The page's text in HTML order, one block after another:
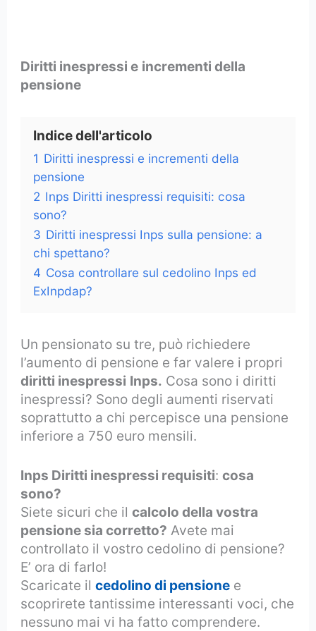
Diritti inespressi e incrementi della
pensione
Indice dell'articolo
1 Diritti inespressi e incrementi della
pensione
2 Inps Diritti inespressi requisiti: cosa
sono?
3 Diritti inespressi Inps sulla pensione: a
chi spettano?
4 Cosa controllare sul cedolino Inps ed
ExInpdap?
Un pensionato su tre, può richiedere
l’aumento di pensione e far valere i propri
diritti inespressi Inps. Cosa sono i diritti
inespressi? Sono degli aumenti riservati
soprattutto a chi percepisce una pensione
inferiore a 750 euro mensili.
Inps Diritti inespressi requisiti:cosa
sono?
Siete sicuri che ilcalcolo della vostra
pensione sia corretto? Avete mai
controllato il vostro cedolino di pensione?
E’ ora di farlo!
Scaricate ilcedolino di pensione e
scoprirete tantissime interessanti voci, che
nessuno mai vi ha fatto comprendere.